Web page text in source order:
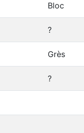
Bloc
?
Grès
?